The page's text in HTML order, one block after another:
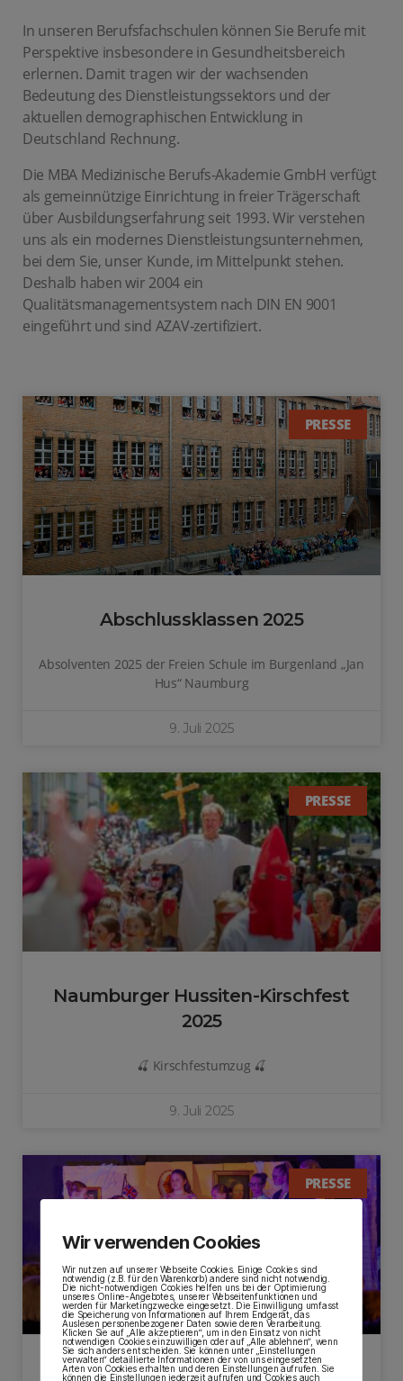
In unseren Berufsfachschulen können Sie Berufe mit
Perspektive insbesondere in Gesundheitsbereich
erlernen. Damit tragen wir der wachsenden
Bedeutung des Dienstleistungssektors und der
aktuellen demographischen Entwicklung in
Deutschland Rechnung.
Die MBA Medizinische Berufs-Akademie GmbH verfügt
als gemeinnützige Einrichtung in freier Trägerschaft
über Ausbildungserfahrung seit 1993. Wir verstehen
uns als ein modernes Dienstleistungsunternehmen,
bei dem Sie, unser Kunde, im Mittelpunkt stehen.
Deshalb haben wir 2004 ein
Qualitätsmanagementsystem nach DIN EN 9001
eingeführt und sind AZAV-zertifiziert.
PRESSE
Abschlussklassen 2025
Absolventen 2025 der Freien Schule im Burgenland „Jan
Hus“ Naumburg
9. Juli 2025
PRESSE
Naumburger Hussiten-Kirschfest
2025
🍒 Kirschfestumzug 🍒
9. Juli 2025
PRESSE
Wir verwenden Cookies
Wir nutzen auf unserer Webseite Cookies. Einige Cookies sind
notwendig (z.B. für den Warenkorb) andere sind nicht notwendig.
Die nicht-notwendigen Cookies helfen uns bei der Optimierung
unseres Online-Angebotes, unserer Webseitenfunktionen und
werden für Marketingzwecke eingesetzt. Die Einwilligung umfasst
die Speicherung von Informationen auf Ihrem Endgerät, das
Auslesen personenbezogener Daten sowie deren Verarbeitung.
Klicken Sie auf „Alle akzeptieren“, um in den Einsatz von nicht
notwendigen Cookies einzuwilligen oder auf „Alle ablehnen“, wenn
Sie sich anders entscheiden. Sie können unter „Einstellungen
verwalten“ detaillierte Informationen der von uns eingesetzten
Arten von Cookies erhalten und deren Einstellungen aufrufen. Sie
können die Einstellungen jederzeit aufrufen und Cookies auch